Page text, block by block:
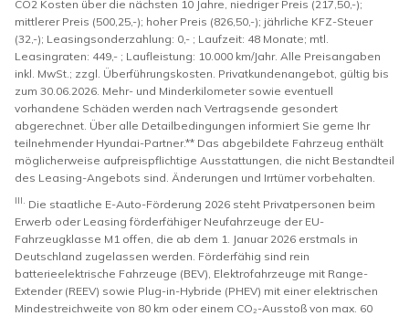
CO2 Kosten über die nächsten 10 Jahre, niedriger Preis (217,50,-);
mittlerer Preis (500,25,-); hoher Preis (826,50,-); jährliche KFZ-Steuer
(32,-); Leasingsonderzahlung: 0,- ; Laufzeit: 48 Monate; mtl.
Leasingraten: 449,- ; Laufleistung: 10.000 km/Jahr. Alle Preisangaben
inkl. MwSt.; zzgl. Überführungskosten. Privatkundenangebot, gültig bis
zum 30.06.2026. Mehr- und Minderkilometer sowie eventuell
vorhandene Schäden werden nach Vertragsende gesondert
abgerechnet. Über alle Detailbedingungen informiert Sie gerne Ihr
teilnehmender Hyundai-Partner.** Das abgebildete Fahrzeug enthält
möglicherweise aufpreispflichtige Ausstattungen, die nicht Bestandteil
des Leasing-Angebots sind. Änderungen und Irrtümer vorbehalten.
III.
Die staatliche E-Auto-Förderung 2026 steht Privatpersonen beim
Erwerb oder Leasing förderfähiger Neufahrzeuge der EU-
Fahrzeugklasse M1 offen, die ab dem 1. Januar 2026 erstmals in
Deutschland zugelassen werden. Förderfähig sind rein
batterieelektrische Fahrzeuge (BEV), Elektrofahrzeuge mit Range-
Extender (REEV) sowie Plug-in-Hybride (PHEV) mit einer elektrischen
Mindestreichweite von 80 km oder einem CO₂-Ausstoß von max. 60